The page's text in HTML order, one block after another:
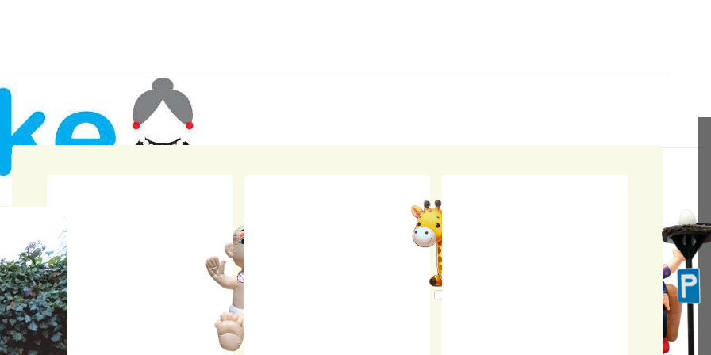
Skytubes
Geboortebord
Kinderwagen blauw